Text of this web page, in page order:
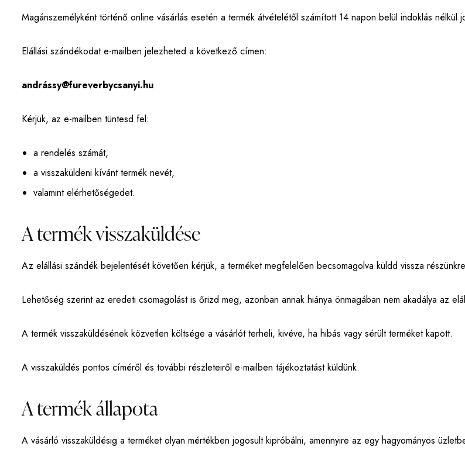
Magánszemélyként történő online vásárlás esetén a termék átvételétől számított 14 napon belül indoklás nélkül
Elállási szándékodat e-mailben jelezheted a következő címen:
andrássy@fureverbycsanyi.hu
Kérjük, az e-mailben tüntesd fel:
a rendelés számát,
a visszaküldeni kívánt termék nevét,
valamint elérhetőségedet.
A termék visszaküldése
Az elállási szándék bejelentését követően kérjük, a terméket megfelelően becsomagolva küldd vissza
Lehetőség szerint az eredeti csomagolást is őrizd meg, azonban annak hiánya önmagában nem akadálya az
A termék visszaküldésének közvetlen költsége a vásárlót terheli, kivéve, ha hibás vagy sérült terméket kapott.
A visszaküldés pontos címéről és további részleteiről e-mailben tájékoztatást küldünk.
A termék állapota
A vásárló visszaküldésig a terméket olyan mértékben jogosult kipróbálni, amennyire az egy hagyományos